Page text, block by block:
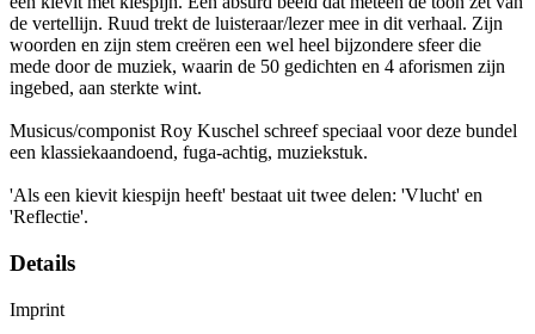
de vertellijn. Ruud trekt de luisteraar/lezer mee in dit verhaal. Zijn
woorden en zijn stem creëren een wel heel bijzondere sfeer die
mede door de muziek, waarin de 50 gedichten en 4 aforismen zijn
ingebed, aan sterkte wint.
Musicus/componist Roy Kuschel schreef speciaal voor deze bundel
een klassiekaandoend, fuga-achtig, muziekstuk.
'Als een kievit kiespijn heeft' bestaat uit twee delen: 'Vlucht' en
'Reflectie'.
Details
Imprint